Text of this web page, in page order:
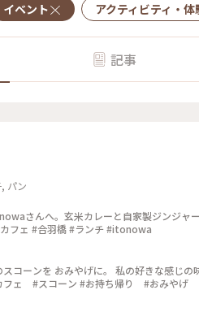
イベント アクティビティ・体
記事
パン
さんへ。玄米カレーと自家製ジンジャ
フェ #合羽橋 #ランチ #itonowa
スコーンを おみやげに。 私の好きな感じ
ェ #スコーン #お持ち帰り #おみやげ